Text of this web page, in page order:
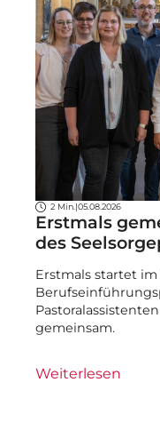
2 Min. |05.08.2026
Erstmals
des
Erstmals startet
gemeinsam.
Weiterlesen